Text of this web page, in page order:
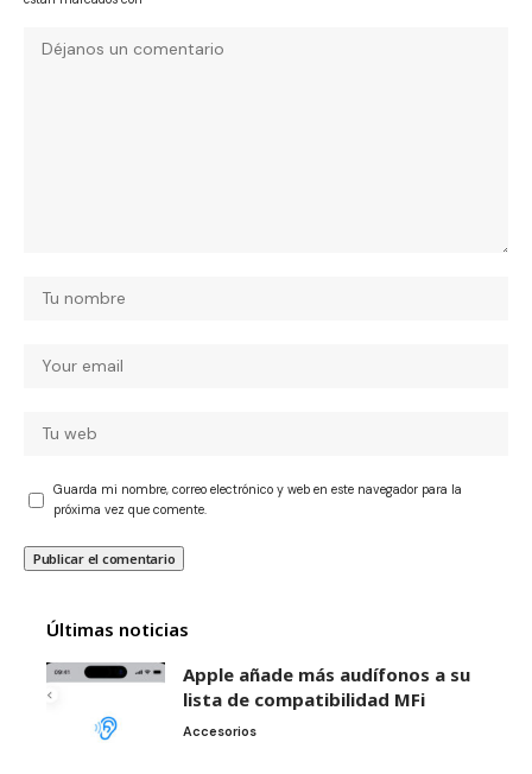
Guarda mi nombre, correo electrónico y web en este navegador para la
próxima vez que comente.
Últimas noticias
Apple añade más audífonos a su
lista de compatibilidad MFi
Accesorios